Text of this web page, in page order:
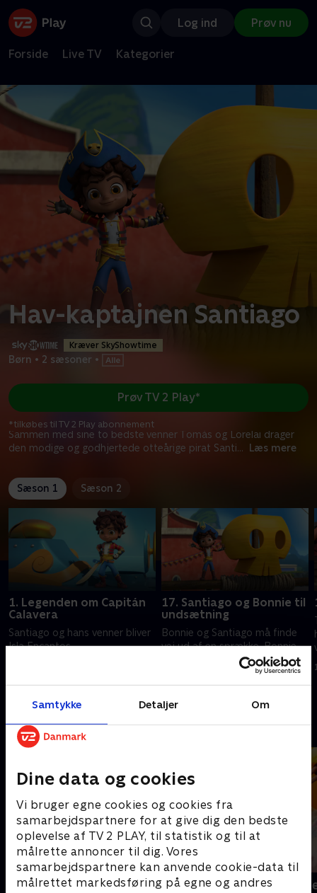
Samtykke Detaljer Om
Dine data og cookies
Vi bruger egne cookies og cookies fra
samarbejdspartnere for at give dig den bedste
oplevelse af TV 2 PLAY, til statistik og til at
målrette annoncer til dig. Vores
samarbejdspartnere kan anvende cookie-data til
målrettet markedsføring på egne og andres
Log ind Prøv nu
Forside Live TV Kategorier
Hav-kaptajnen Santiago
Kræver SkyShowtime
Børn • 2 sæsoner •
Sammen med sine to bedste venner Tomás og Lorelai drager
den modige og godhjertede otteårige pirat Santi... Læs mere
Prøv TV 2 Play*
*tilkøbes til TV 2 Play abonnement
Sæson 1 Sæson 2
1. Legenden om Capitán
Calavera
Santiago og hans venner bliver
Isla Encantos
17. Santiago og Bonnie til
undsætning
Bonnie og Santiago må finde
vej ud af en sprække. Bonnie
stjæler Santis kompas.
Andre så også
AD?! Katrine